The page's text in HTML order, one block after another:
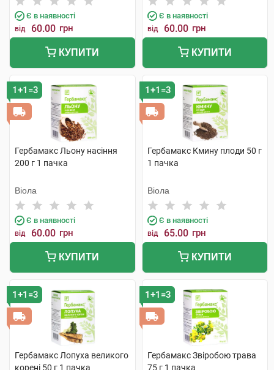
Є в наявності
від 60.00 грн
КУПИТИ
Є в наявності
від 60.00 грн
КУПИТИ
1+1=3
Гербамакс Льону насіння
200 г 1 пачка
Віола
Є в наявності
від 60.00 грн
КУПИТИ
1+1=3
Гербамакс Кмину плоди 50 г
1 пачка
Віола
Є в наявності
від 65.00 грн
КУПИТИ
1+1=3
Гербамакс Лопуха великого
корені 50 г 1 пачка
1+1=3
Гербамакс Звіробою трава
75 г 1 пачка